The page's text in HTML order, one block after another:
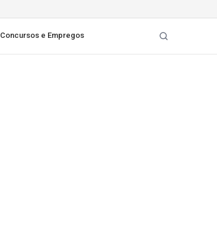
Concursos e Empregos